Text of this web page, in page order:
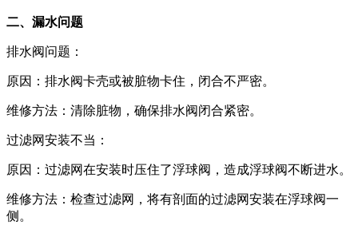
二、漏水问题
排水阀问题：
原因：排水阀卡壳或被脏物卡住，闭合不严密。
维修方法：清除脏物，确保排水阀闭合紧密。
过滤网安装不当：
原因：过滤网在安装时压住了浮球阀，造成浮球阀不断进水。
维修方法：检查过滤网，将有剖面的过滤网安装在浮球阀一
侧。